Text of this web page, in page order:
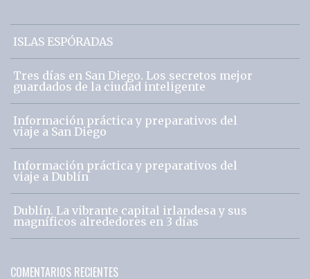
ISLAS ESPÓRADAS
Tres días en San Diego. Los secretos mejor
guardados de la ciudad inteligente
Información práctica y preparativos del
viaje a San Diego
Información práctica y preparativos del
viaje a Dublín
Dublín. La vibrante capital irlandesa y sus
magníficos alrededores en 3 días
COMENTARIOS RECIENTES